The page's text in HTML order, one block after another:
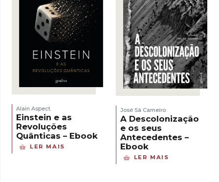
Alain Aspect
Einstein e as
Revoluções
Quânticas – Ebook
LER MAIS
José Sá Carneiro
A Descolonização
e os seus
Antecedentes –
Ebook
LER MAIS